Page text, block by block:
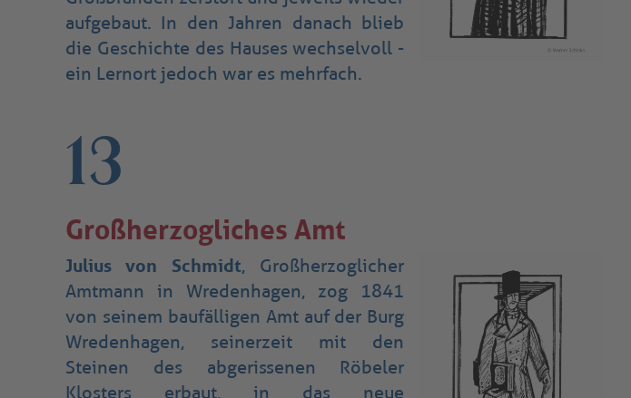
aufgebaut. In den Jahren danach blieb
die Geschichte des Hauses wechselvoll -
ein Lernort jedoch war es mehrfach.
13
Großherzogliches Amt
Julius von Schmidt, Großherzoglicher
Amtmann in Wredenhagen, zog 1841
von seinem baufälligen Amt auf der Burg
Wredenhagen, seinerzeit mit den
Steinen des abgerissenen Röbeler
Klosters erbaut, in das neue